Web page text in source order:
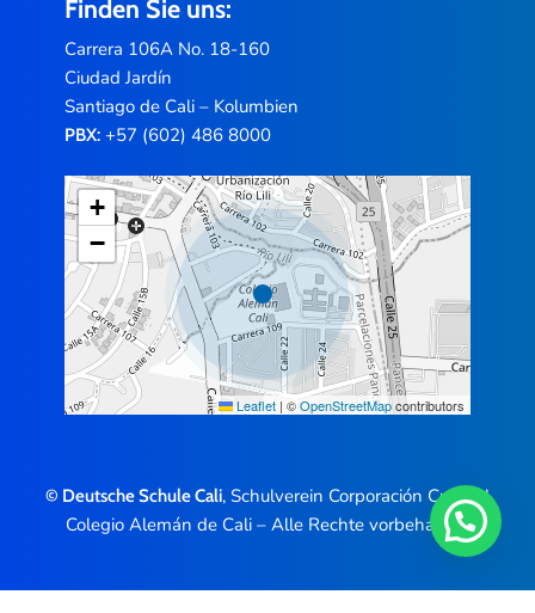
Finden Sie uns:
Carrera 106A No. 18-160
Ciudad Jardín
Santiago de Cali – Kolumbien
PBX:+57 (602) 486 8000
+
−
Leaflet | ©OpenStreetMapcontributors
© Deutsche Schule Cali, Schulverein Corporación Cultural
Colegio Alemán de Cali – Alle Rechte vorbehalten.